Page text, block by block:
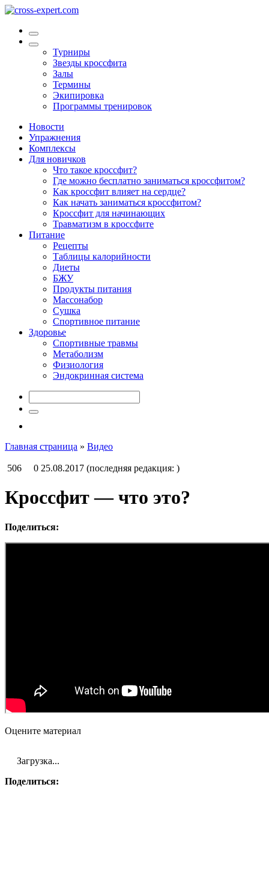
Турниры
Звезды кроссфита
Залы
Термины
Экипировка
Программы тренировок
Новости
Упражнения
Комплексы
Для новичков
Что такое кроссфит?
Где можно бесплатно заниматься кроссфитом?
Как кроссфит влияет на сердце?
Как начать заниматься кроссфитом?
Кроссфит для начинающих
Травматизм в кроссфите
Питание
Рецепты
Таблицы калорийности
Диеты
БЖУ
Продукты питания
Массонабор
Сушка
Спортивное питание
Здоровье
Спортивные травмы
Метаболизм
Физиология
Эндокринная система
Главная страница » Видео
506 0 25.08.2017 (последняя редакция: )
Кроссфит — что это?
Поделиться:
Оцените материал
Загрузка...
Поделиться: